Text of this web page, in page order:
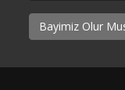
Bayimiz Olur